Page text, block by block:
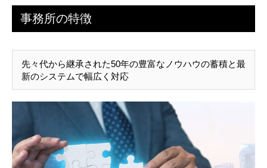
事務所の特徴
先々代から継承された50年の豊富なノウハウの蓄積と最
新のシステムで幅広く対応